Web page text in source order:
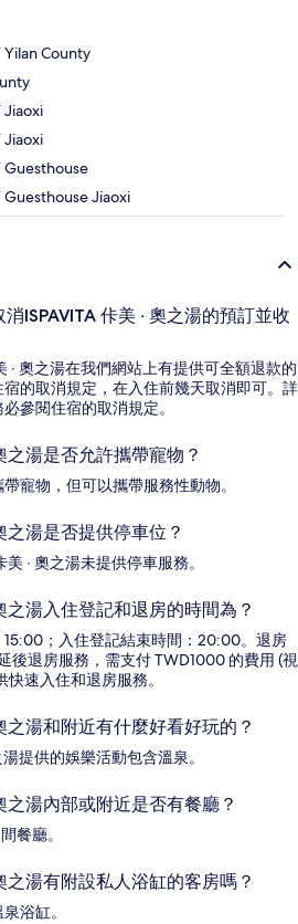
Yilan County
Jiaoxi
Jiaoxi
Guesthouse
Guesthouse Jiaoxi
ISPAVITA 佧美 ‧ 奧之湯的預訂並收
‧ 奧之湯在我們網站上有提供可全額退款的
的取消規定，在入住前幾天取消即可。詳
參閱住宿的取消規定。
之湯是否允許攜帶寵物？
寵物，但可以攜帶服務性動物。
之湯是否提供停車位？
‧ 奧之湯未提供停車服務。
之湯入住登記和退房的時間為？
15:00；入住登記結束時間：20:00。退房
後退房服務，需支付 TWD1000 的費用 (視
速入住和退房服務。
之湯和附近有什麼好看好玩的？
湯提供的娛樂活動包含溫泉。
之湯內部或附近是否有餐廳？
餐廳。
之湯有附設私人浴缸的客房嗎？
浴缸。